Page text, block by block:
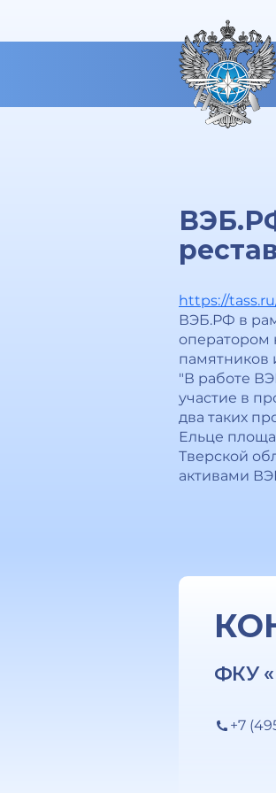
https://
ВЭБ.РФ в
оператором
памятников
"В работе
участие в
два таких
Ельце
Тверской
активами
ФКУ
+7